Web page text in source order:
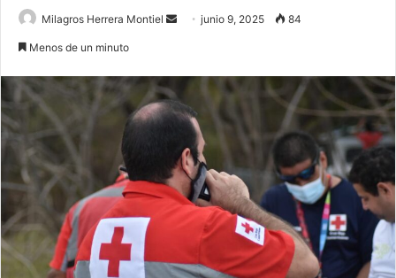
Milagros Herrera Montiel
Sendjunio 9, 2025 84
Menos de un minuto